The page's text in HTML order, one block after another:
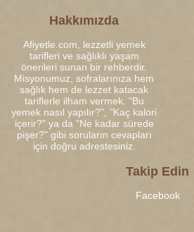
Hakkımızda
Afiyetle.com, lezzetli yemek
tarifleri ve sağlıklı yaşam
önerileri sunan bir rehberdir.
Misyonumuz, sofralarınıza hem
sağlık hem de lezzet katacak
tariflerle ilham vermek. "Bu
yemek nasıl yapılır?", "Kaç kalori
içerir?" ya da "Ne kadar sürede
pişer?" gibi soruların cevapları
için doğru adrestesiniz.
Takip Edin
Facebook